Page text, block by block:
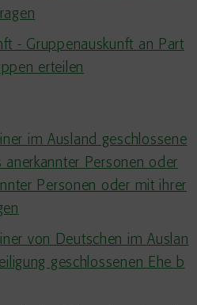
- Gruppenauskunft an Part
erteilen
im Ausland geschlossene
anerkannter Personen oder
Personen oder mit ihrer
von Deutschen im Auslan
geschlossenen Ehe b